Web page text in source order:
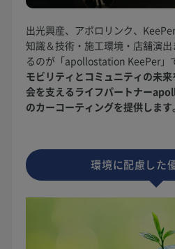
出光興産、アポロリンク、
知識＆技術・施工環境・店舗演
るのが「apollostation KeePer」
モビリティとコミュニティの未
会を支えるライフパートナー
のカーコーティングを提供します。
環境に配慮した